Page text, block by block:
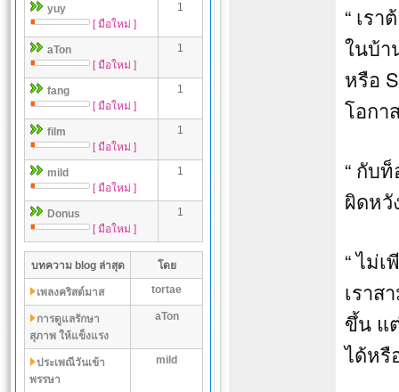
yuy
[ มือใหม่ ]
1
aTon
[ มือใหม่ ]
1
fang
[ มือใหม่ ]
1
film
[ มือใหม่ ]
1
mild
[ มือใหม่ ]
1
Donus
[ มือใหม่ ]
1
บทความ blog ล่าสุด โดย
เพลงคริสต์มาส tortae
การดูแลรักษา
สุภาพ ให้แข็งแรง
aTon
ประเพณีวันเข้า
พรรษา
mild
“ เร
ในบ้า
หรือ
โอกา
“ กับ
ผิดหวั
“ ไม่
เราส
ขึ้น แ
ได้หรื